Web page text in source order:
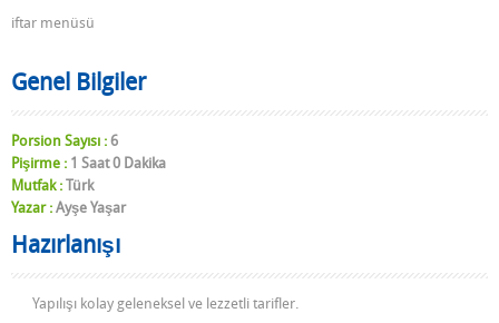
iftar menüsü
Genel Bilgiler
Porsion Sayısı : 6
Pişirme : 1 Saat 0 Dakika
Mutfak : Türk
Yazar : Ayşe Yaşar
Hazırlanışı
Yapılışı kolay geleneksel ve lezzetli tarifler.